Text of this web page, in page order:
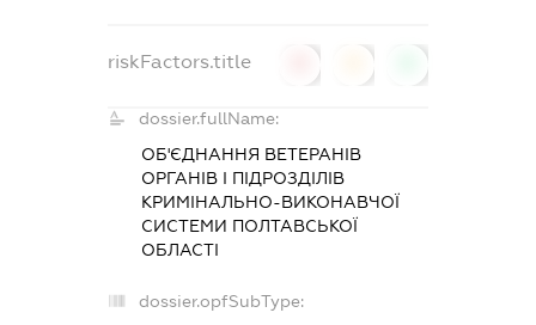
riskFactors.title
dossier.fullName:
ОБ'ЄДНАННЯ ВЕТЕРАНІВ
ОРГАНІВ І ПІДРОЗДІЛІВ
КРИМІНАЛЬНО-ВИКОНАВЧОЇ
СИСТЕМИ ПОЛТАВСЬКОЇ
ОБЛАСТІ
dossier.opfSubType: